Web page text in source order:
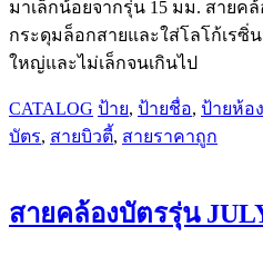
มาเล็กน้อยจากรุ่น 15 มม. สายค
กระดุมล็อกสายและใส่โลโก้เรซิ่
ใหญ่และไม่เล็กจนเกินไป
CATALOG ป้าย, ป้ายชื่อ, ป้ายห้อ
บัตร, สายบิวตี้, สายราคาถูก
สายคล้องบัตรรุ่น